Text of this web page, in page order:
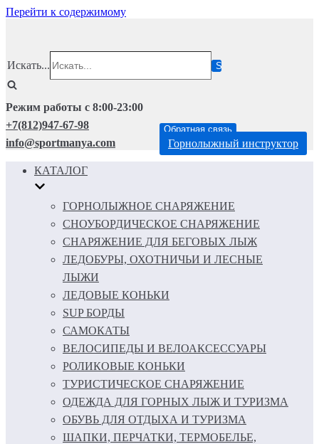
Перейти к содержимому
Искать...
Режим работы с 8:00-23:00
+7(812)947-67-98
info@sportmanya.com
Обратная связь
Горнолыжный инструктор
КАТАЛОГ
ГОРНОЛЫЖНОЕ СНАРЯЖЕНИЕ
СНОУБОРДИЧЕСКОЕ СНАРЯЖЕНИЕ
СНАРЯЖЕНИЕ ДЛЯ БЕГОВЫХ ЛЫЖ
ЛЕДОБУРЫ, ОХОТНИЧЬИ И ЛЕСНЫЕ
ЛЫЖИ
ЛЕДОВЫЕ КОНЬКИ
SUP БОРДЫ
САМОКАТЫ
ВЕЛОСИПЕДЫ И ВЕЛОАКСЕССУАРЫ
РОЛИКОВЫЕ КОНЬКИ
ТУРИСТИЧЕСКОЕ СНАРЯЖЕНИЕ
ОДЕЖДА ДЛЯ ГОРНЫХ ЛЫЖ И ТУРИЗМА
ОБУВЬ ДЛЯ ОТДЫХА И ТУРИЗМА
ШАПКИ, ПЕРЧАТКИ, ТЕРМОБЕЛЬЕ,